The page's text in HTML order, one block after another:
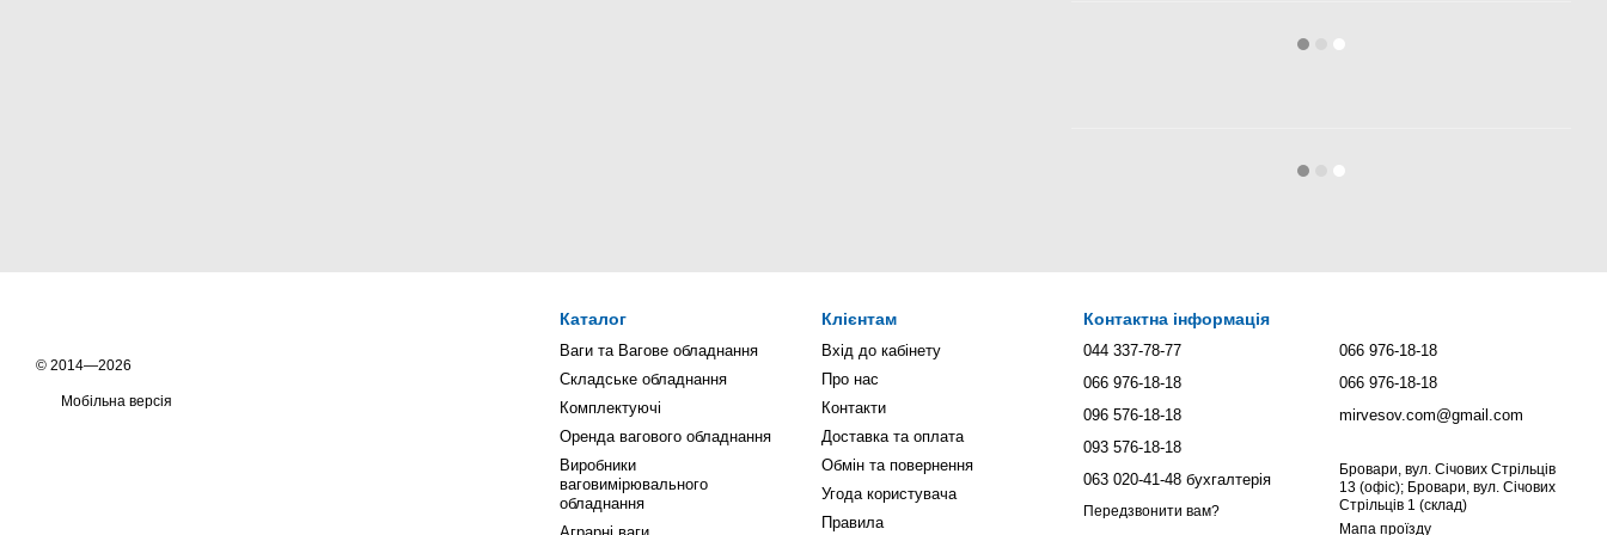
© 2014—2026
Мобільна версія
Каталог
Ваги та Вагове обладнання
Складське обладнання
Комплектуючі
Оренда вагового обладнання
Виробники
ваговимірювального
обладнання
Клієнтам
Вхід до кабінету
Про нас
Контакти
Доставка та оплата
Обмін та повернення
Угода користувача
Правила
Контактна інформація
044 337-78-77
066 976-18-18
096 576-18-18
093 576-18-18
063 020-41-48 бухгалтерія
Передзвонити вам?
066 976-18-18
066 976-18-18
mirvesov.com@gmail.com
Бровари, вул. Січових Стрільців
13 (офіс); Бровари, вул. Січових
Стрільців 1 (склад)
Мапа проїзду